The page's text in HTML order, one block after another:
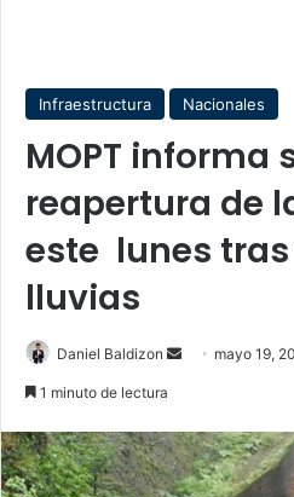
Infraestructura Nacionales
MOPT informa
reapertura de
este lunes
lluvias
Daniel Baldizon
Send mayo 19,
1 minuto de lectura